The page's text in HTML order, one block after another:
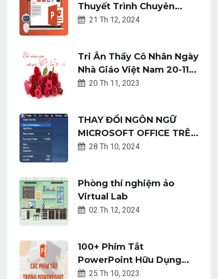
Thuyết Trình Chuyên
Nghiệp Và Nhanh Chóng
21 Th 12, 2024
Tri Ân Thầy Cô Nhân Ngày
Nhà Giáo Việt Nam 20-11:
Top 22 Lời Chúc Tốt Đẹp
20 Th 11, 2023
THAY ĐỔI NGÔN NGỮ
MICROSOFT OFFICE TRÊN
MACOS CHỈ VỚI VÀI BƯỚC
28 Th 10, 2024
Phòng thí nghiệm ảo
Virtual Lab
02 Th 12, 2024
100+ Phím Tắt
PowerPoint Hữu Dụng
Giúp Bài Thuyết Trình Của
25 Th 10, 2023